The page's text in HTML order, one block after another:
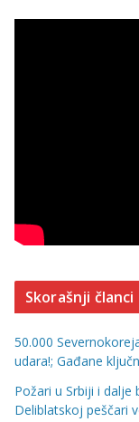
Skorašnji članci
50.000
udara!; Gađane
Požari u Srbiji i dalje
Deliblatskoj peščari